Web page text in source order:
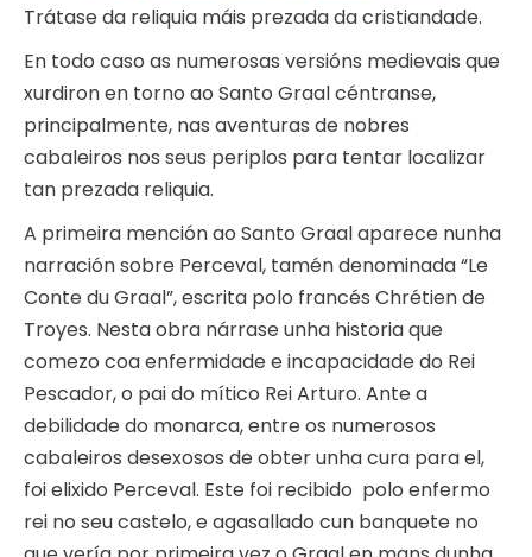
Trátase da reliquia máis prezada da cristiandade.
En todo caso as numerosas versións medievais que
xurdiron en torno ao Santo Graal céntranse,
principalmente, nas aventuras de nobres
cabaleiros nos seus periplos para tentar localizar
tan prezada reliquia.
A primeira mención ao Santo Graal aparece nunha
narración sobre Perceval, tamén denominada “Le
Conte du Graal”, escrita polo francés Chrétien de
Troyes. Nesta obra nárrase unha historia que
comezo coa enfermidade e incapacidade do Rei
Pescador, o pai do mítico Rei Arturo. Ante a
debilidade do monarca, entre os numerosos
cabaleiros desexosos de obter unha cura para el,
foi elixido Perceval. Este foi recibido polo enfermo
rei no seu castelo, e agasallado cun banquete no